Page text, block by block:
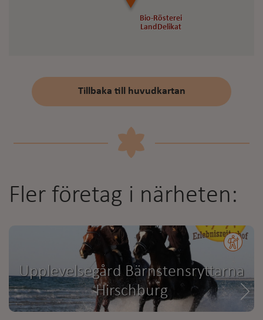
Bio-Rösterei
LandDelikat
Bio-Rösterei
LandDelikat
Tillbaka till huvudkartan
Fler företag i närheten:
Upplevelsegård Bärnstensryttarna
Hirschburg